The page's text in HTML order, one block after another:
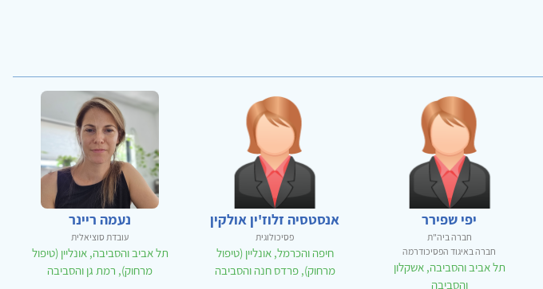
יפי שפירר
חברה ביה"ת
חברה באיגוד הפסיכודרמה
תל אביב והסביבה, אשקלון
והסביבה
אנסטסיה זלוז'ין אולקין
פסיכולוגית
חיפה והכרמל, אונליין (טיפול
מרחוק), פרדס חנה והסביבה
נעמה ריינר
עובדת סוציאלית
תל אביב והסביבה, אונליין (טיפול
מרחוק), רמת גן והסביבה